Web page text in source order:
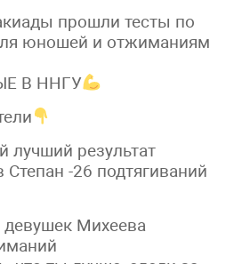
прошли тесты по
юношей и отжиманиям
В ННГУ
лучший результат
Степан -26 подтягиваний
девушек Михеева